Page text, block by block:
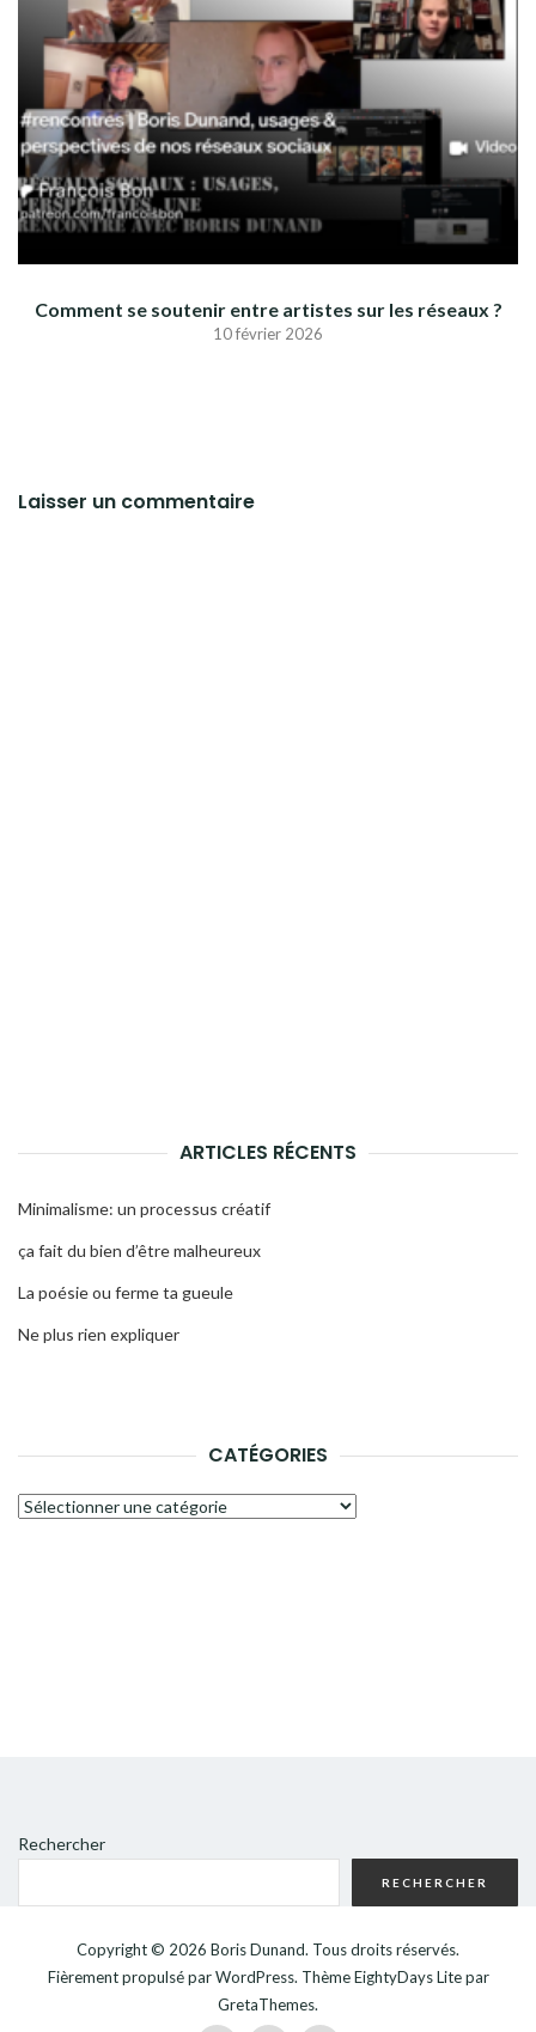
Comment se soutenir entre artistes sur les réseaux ?
10 février 2026
Laisser un commentaire
ARTICLES RÉCENTS
Minimalisme: un processus créatif
ça fait du bien d’être malheureux
La poésie ou ferme ta gueule
Ne plus rien expliquer
CATÉGORIES
Catégories
Rechercher
RECHERCHER
Copyright © 2026 Boris Dunand. Tous droits réservés.
Fièrement propulsé parWordPress. ThèmeEightyDays Litepar
GretaThemes.